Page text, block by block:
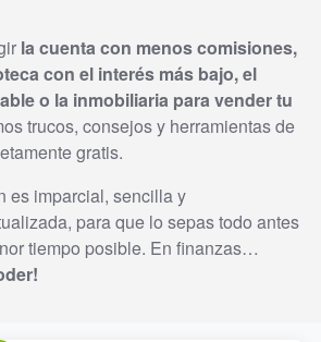
la cuenta con menos comisiones,
con el interés más bajo, el
o la inmobiliaria para vender tu
trucos, consejos y herramientas de
gratis.
es imparcial, sencilla y
para que lo sepas todo antes
tiempo posible. En finanzas…